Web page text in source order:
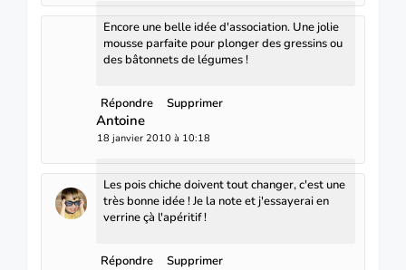
Encore une belle idée d'association. Une jolie
mousse parfaite pour plonger des gressins ou
des bâtonnets de légumes !
Répondre Supprimer
Antoine
18 janvier 2010 à 10:18
Les pois chiche doivent tout changer, c'est une
très bonne idée ! Je la note et j'essayerai en
verrine çà l'apéritif !
Répondre Supprimer